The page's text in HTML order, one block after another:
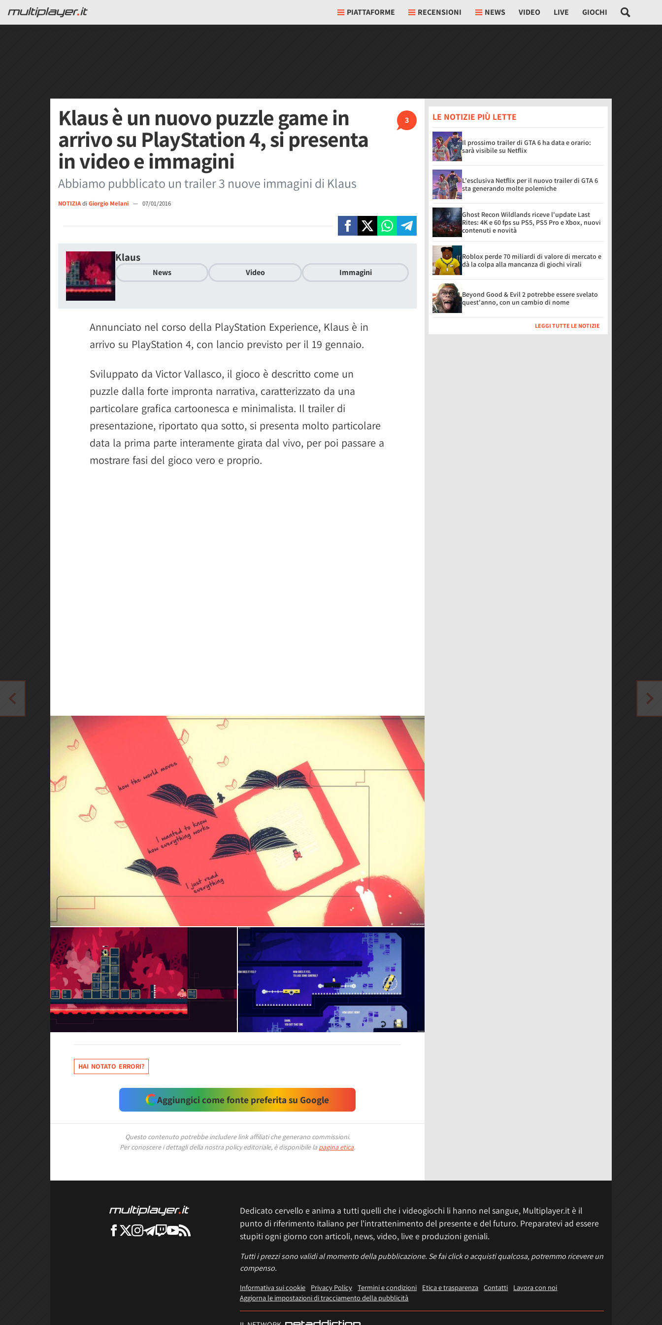
PIATTAFORME RECENSIONI NEWS VIDEO LIVE GIOCHI
3
Klaus è un nuovo puzzle game in
arrivo su PlayStation 4, si presenta
in video e immagini
Abbiamo pubblicato un trailer 3 nuove immagini di Klaus
NOTIZIAdi Giorgio Melani — 07/01/2016
Klaus
News Video Immagini
Annunciato nel corso della PlayStation Experience, Klaus è in
arrivo su PlayStation 4, con lancio previsto per il 19 gennaio.
Sviluppato da Victor Vallasco, il gioco è descritto come un
puzzle dalla forte impronta narrativa, caratterizzato da una
particolare grafica cartoonesca e minimalista. Il trailer di
presentazione, riportato qua sotto, si presenta molto particolare
data la prima parte interamente girata dal vivo, per poi passare a
mostrare fasi del gioco vero e proprio.
HAI NOTATO ERRORI?
Aggiungici come fonte preferita su Google
Questo contenuto potrebbe includere link affiliati che generano commissioni.
Per conoscere i dettagli della nostra policy editoriale, è disponibile la pagina etica.
LE NOTIZIE PIÙ LETTE
Il prossimo trailer di GTA 6 ha data e orario:
sarà visibile su Netflix
L'esclusiva Netflix per il nuovo trailer di GTA 6
sta generando molte polemiche
Ghost Recon Wildlands riceve l'update Last
Rites: 4K e 60 fps su PS5, PS5 Pro e Xbox, nuovi
contenuti e novità
Roblox perde 70 miliardi di valore di mercato e
dà la colpa alla mancanza di giochi virali
Beyond Good & Evil 2 potrebbe essere svelato
quest'anno, con un cambio di nome
LEGGI TUTTE LE NOTIZIE
Dedicato cervello e anima a tutti quelli che i videogiochi li hanno nel sangue, Multiplayer.it è il
punto di riferimento italiano per l'intrattenimento del presente e del futuro. Preparatevi ad essere
stupiti ogni giorno con articoli, news, video, live e produzioni geniali.
Tutti i prezzi sono validi al momento della pubblicazione. Se fai click o acquisti qualcosa, potremmo ricevere un
compenso.
Informativa sui cookie Privacy Policy Termini e condizioni Etica e trasparenza Contatti
Lavora con noi
Aggiorna le impostazioni di tracciamento della pubblicità